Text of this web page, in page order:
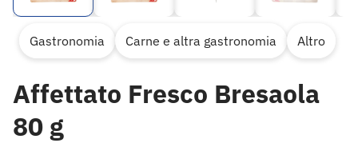
Gastronomia Carne e altra gastronomia Altro
Affettato Fresco Bresaola
80 g